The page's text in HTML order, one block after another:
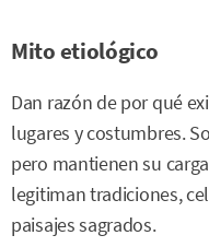
Mito etiológico
Dan razón de por qué
lugares y costumbres.
pero mantienen su
legitiman tradiciones,
paisajes sagrados.